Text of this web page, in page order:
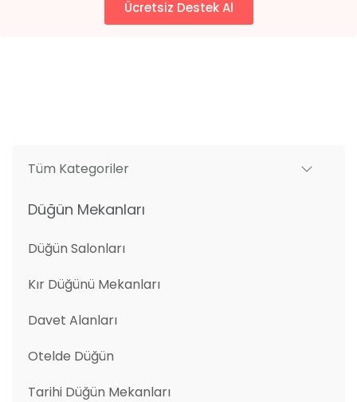
Ücretsiz Destek Al
Tüm Kategoriler
Düğün Mekanları
Düğün Salonları
Kır Düğünü Mekanları
Davet Alanları
Otelde Düğün
Tarihi Düğün Mekanları